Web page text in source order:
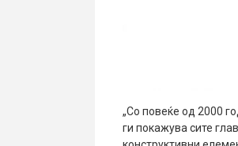
„Со повеќе од 2000
ги покажува сите